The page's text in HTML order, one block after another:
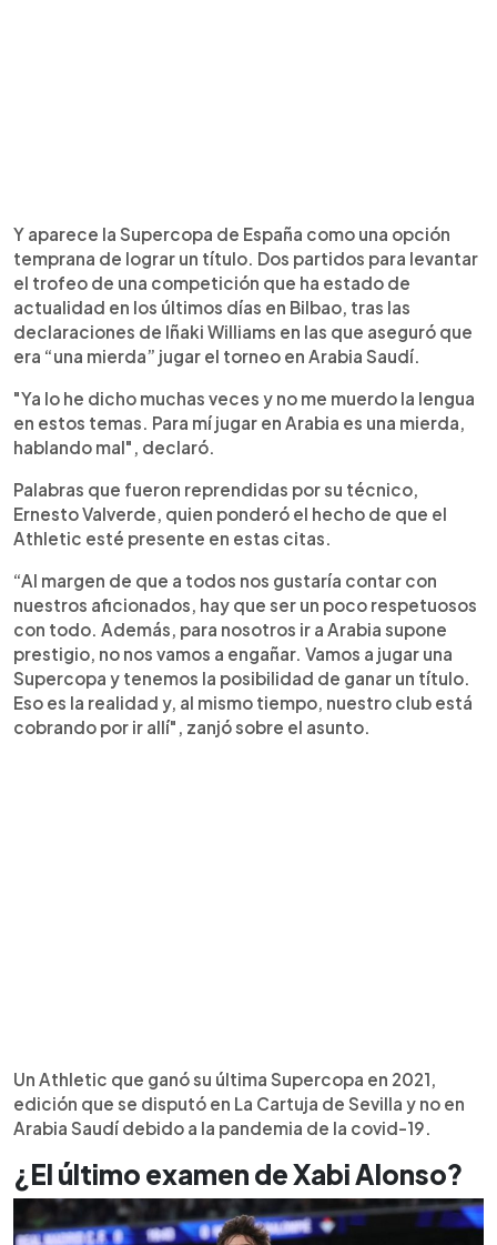
Y aparece la Supercopa de España como una opción
temprana de lograr un título. Dos partidos para levantar
el trofeo de una competición que ha estado de
actualidad en los últimos días en Bilbao, tras las
declaraciones de Iñaki Williams en las que aseguró que
era “una mierda” jugar el torneo en Arabia Saudí.
"Ya lo he dicho muchas veces y no me muerdo la lengua
en estos temas. Para mí jugar en Arabia es una mierda,
hablando mal", declaró.
Palabras que fueron reprendidas por su técnico,
Ernesto Valverde, quien ponderó el hecho de que el
Athletic esté presente en estas citas.
“Al margen de que a todos nos gustaría contar con
nuestros aficionados, hay que ser un poco respetuosos
con todo. Además, para nosotros ir a Arabia supone
prestigio, no nos vamos a engañar. Vamos a jugar una
Supercopa y tenemos la posibilidad de ganar un título.
Eso es la realidad y, al mismo tiempo, nuestro club está
cobrando por ir allí", zanjó sobre el asunto.
Un Athletic que ganó su última Supercopa en 2021,
edición que se disputó en La Cartuja de Sevilla y no en
Arabia Saudí debido a la pandemia de la covid-19.
¿El último examen de Xabi Alonso?